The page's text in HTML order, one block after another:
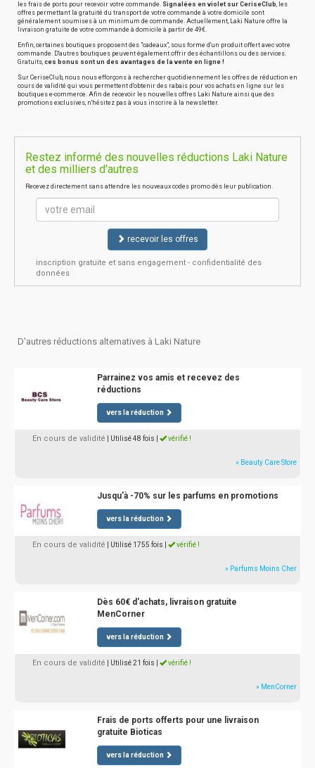
les frais de ports pour recevoir votre commande. Signalées en violet sur CeriseClub, les
offres permettant la gratuité du transport de votre commande à votre domicile sont
généralement soumises à un minimum de commande. Actuellement, Laki Nature offre la
livraison gratuite de votre commande à domicile à partir de 49€.
Enfin, certaines boutiques proposent des "cadeaux", sous forme d'un produit offert avec votre
commande. D'autres boutiques peuvent également offrir des échantillons ou des services.
Gratuits, ces bonus sont un des avantages de la vente en ligne !
Sur CeriseClub, nous nous efforçons à rechercher quotidiennement les offres de réduction en
cours de validité qui vous permettent d'obtenir des rabais pour vos achats en ligne sur les
boutiques e-commerce. Afin de recevoir les nouvelles offres Laki Nature ainsi que des
promotions exclusives, n'hésitez pas à vous inscrire à la newsletter.
Restez informé des nouvelles réductions Laki Nature
et des milliers d'autres
Recevez directement sans attendre les nouveaux codes promo dès leur publication.
recevoir les offres
inscription gratuite et sans engagement - confidentialité des
données
D'autres réductions alternatives à Laki Nature
Parrainez vos amis et recevez des
réductions
vers la réduction
En cours de validité | Utilisé 48 fois vérifié !
» Beauty Care Store
Jusqu'à -70% sur les parfums en promotions
vers la réduction
En cours de validité | Utilisé 1755 fois vérifié !
» Parfums Moins Cher
Dès 60€ d'achats, livraison gratuite
MenCorner
vers la réduction
En cours de validité | Utilisé 21 fois vérifié !
» MenCorner
Frais de ports offerts pour une livraison
gratuite Bioticas
vers la réduction